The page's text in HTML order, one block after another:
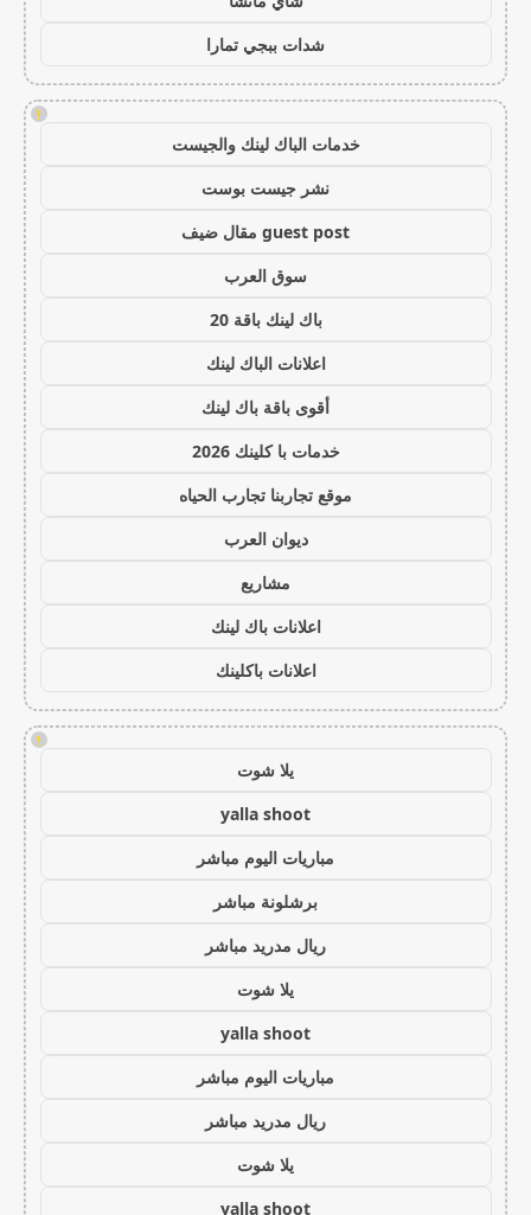
شدات ببجي تمارا
!
خدمات الباك لينك والجيست
نشر جيست بوست
guest post مقال ضيف
سوق العرب
باك لينك باقة 20
اعلانات الباك لينك
أقوى باقة باك لينك
خدمات با كلينك 2026
موقع تجاربنا تجارب الحياه
ديوان العرب
مشاريع
اعلانات باك لينك
اعلانات باكلينك
!
يلا شوت
yalla shoot
مباريات اليوم مباشر
برشلونة مباشر
ريال مدريد مباشر
يلا شوت
yalla shoot
مباريات اليوم مباشر
ريال مدريد مباشر
يلا شوت
yalla shoot